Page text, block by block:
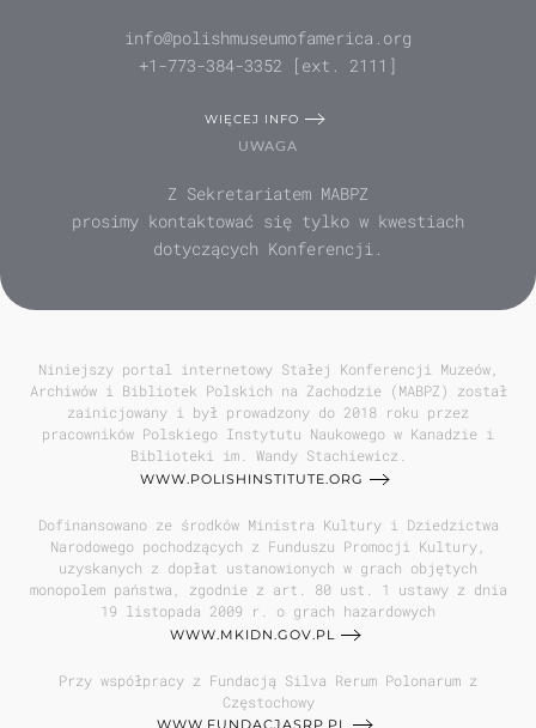
info@polishmuseumofamerica.org
+1-773-384-3352 [ext. 2111]
WIĘCEJ INFO
UWAGA
Z Sekretariatem MABPZ
prosimy kontaktować się tylko w kwestiach
dotyczących Konferencji.
Niniejszy portal internetowy Stałej Konferencji Muzeów,
Archiwów i Bibliotek Polskich na Zachodzie (MABPZ) został
zainicjowany i był prowadzony do 2018 roku przez
pracowników Polskiego Instytutu Naukowego w Kanadzie i
Biblioteki im. Wandy Stachiewicz.
WWW.POLISHINSTITUTE.ORG
Dofinansowano ze środków Ministra Kultury i Dziedzictwa
Narodowego pochodzących z Funduszu Promocji Kultury,
uzyskanych z dopłat ustanowionych w grach objętych
monopolem państwa, zgodnie z art. 80 ust. 1 ustawy z dnia
19 listopada 2009 r. o grach hazardowych
WWW.MKIDN.GOV.PL
Przy współpracy z Fundacją Silva Rerum Polonarum z
Częstochowy